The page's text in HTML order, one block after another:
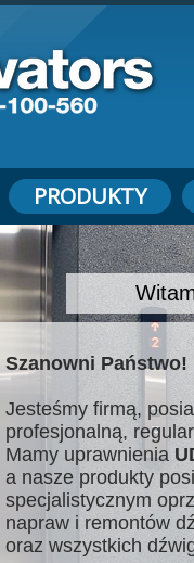
PRODUKTY
Szanowni Państwo!
Jesteśmy firmą,
profesjonalną,
Mamy uprawnienia
a nasze produkty
specjalistycznym
napraw i remontów
oraz wszystkich